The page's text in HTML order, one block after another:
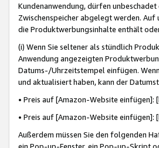
Kundenanwendung, dürfen
Zwischenspeicher abgelegt werden.
die Produktwerbungsinhalte enthält
(i) Wenn Sie seltener als stündlich
Anwendung angezeigten
Datums-/Uhrzeitstempel einfügen.
und aktualisiert haben, kann der
• Preis auf [Amazon-Website
• Preis auf [Amazon-Website
Außerdem müssen Sie den folgenden
ein Pop-up-Fenster, ein Pop-up-Skript